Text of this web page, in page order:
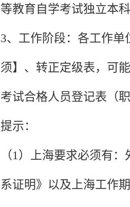
等教育自学考试独立本
3、工作阶段：各工作
须】、转正定级表，可
考试合格人员登记表（
提示：
（1）上海要求必须有
系证明》以及上海工作